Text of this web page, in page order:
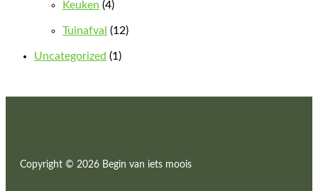
Keuken (4)
Tuinafval (12)
Uncategorized (1)
Copyright © 2026 Begin van iets moois